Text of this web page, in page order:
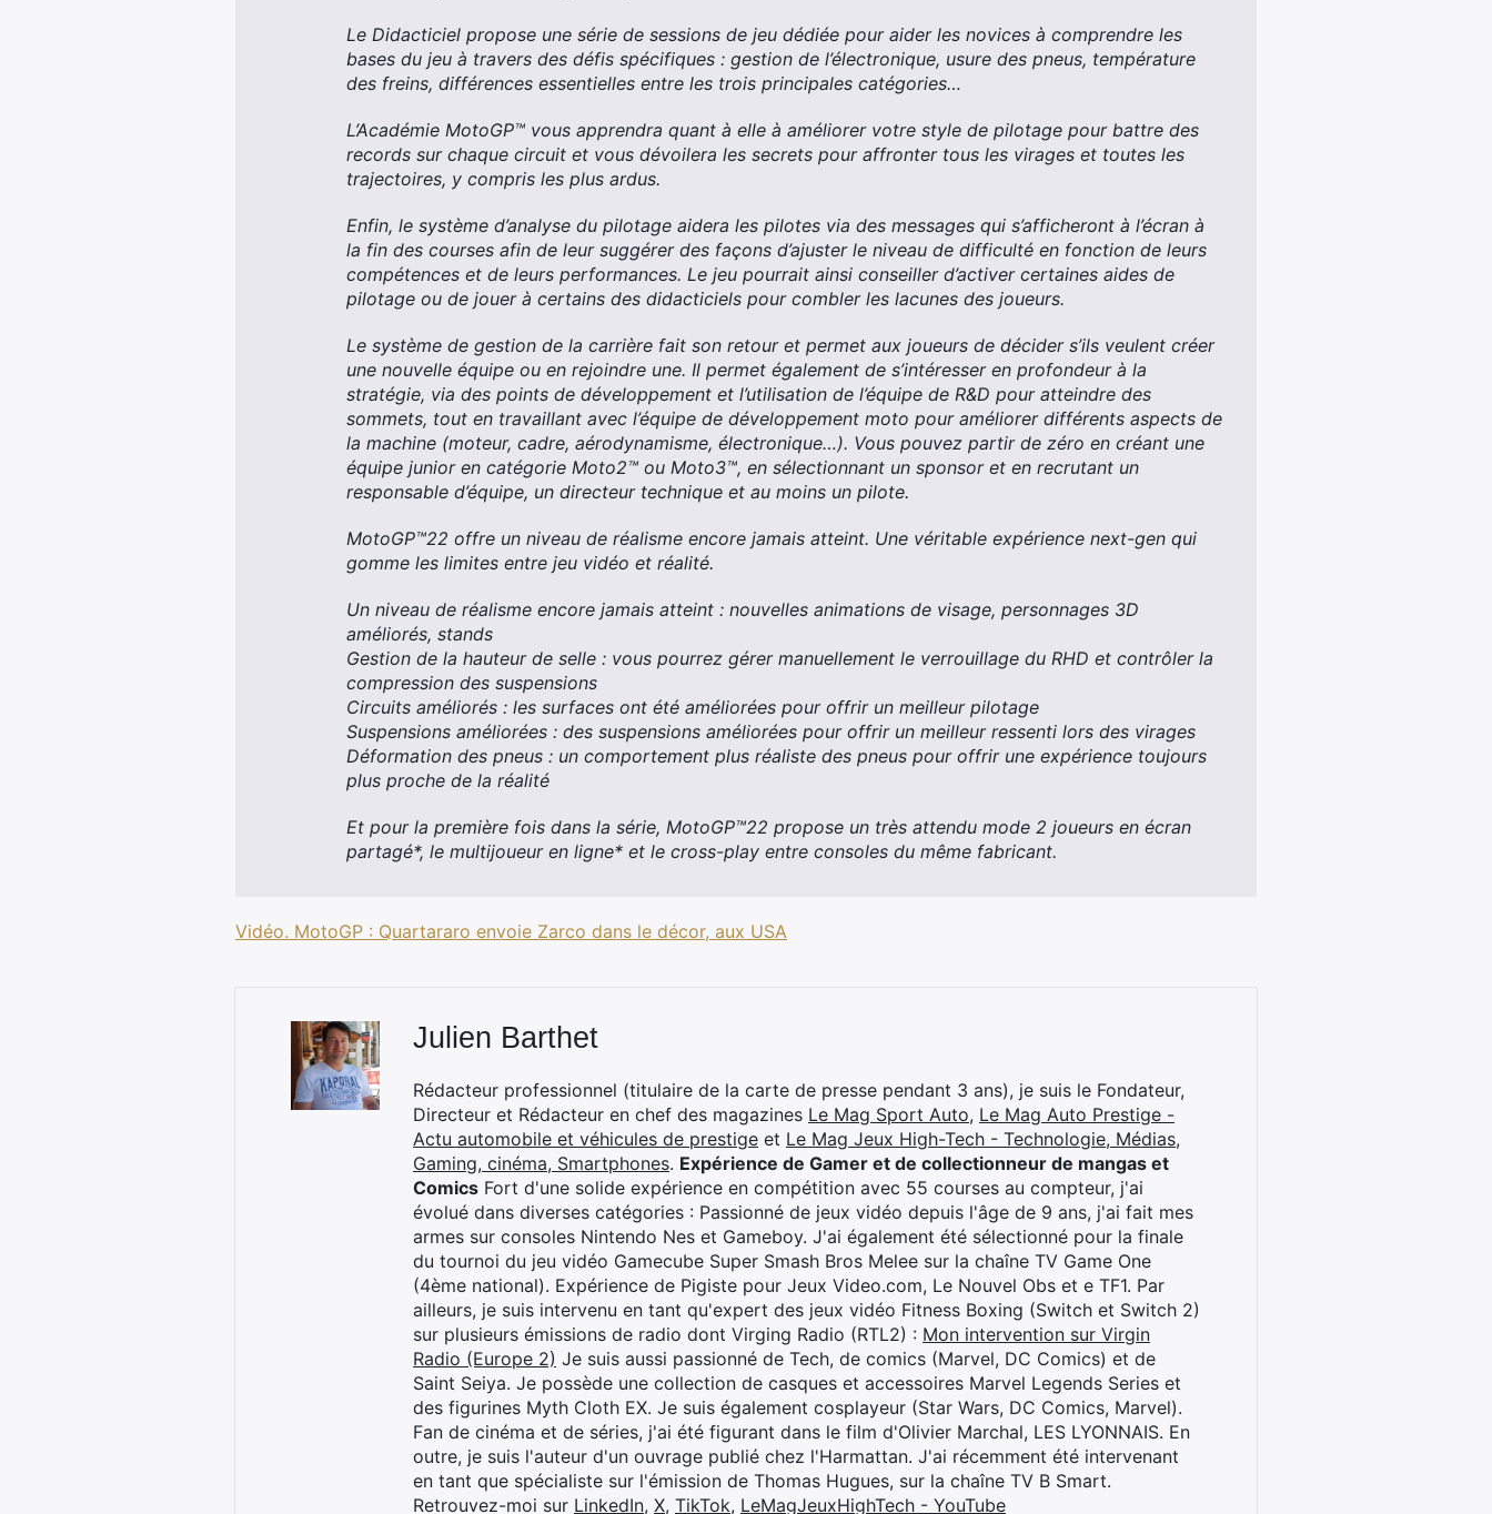
Le Didacticiel propose une série de sessions de jeu dédiée pour aider les novices à comprendre les
bases du jeu à travers des défis spécifiques : gestion de l’électronique, usure des pneus, température
des freins, différences essentielles entre les trois principales catégories…
L’Académie MotoGP™ vous apprendra quant à elle à améliorer votre style de pilotage pour battre des
records sur chaque circuit et vous dévoilera les secrets pour affronter tous les virages et toutes les
trajectoires, y compris les plus ardus.
Enfin, le système d’analyse du pilotage aidera les pilotes via des messages qui s’afficheront à l’écran à
la fin des courses afin de leur suggérer des façons d’ajuster le niveau de difficulté en fonction de leurs
compétences et de leurs performances. Le jeu pourrait ainsi conseiller d’activer certaines aides de
pilotage ou de jouer à certains des didacticiels pour combler les lacunes des joueurs.
Le système de gestion de la carrière fait son retour et permet aux joueurs de décider s’ils veulent créer
une nouvelle équipe ou en rejoindre une. Il permet également de s’intéresser en profondeur à la
stratégie, via des points de développement et l’utilisation de l’équipe de R&D pour atteindre des
sommets, tout en travaillant avec l’équipe de développement moto pour améliorer différents aspects de
la machine (moteur, cadre, aérodynamisme, électronique…). Vous pouvez partir de zéro en créant une
équipe junior en catégorie Moto2™ ou Moto3™, en sélectionnant un sponsor et en recrutant un
responsable d’équipe, un directeur technique et au moins un pilote.
MotoGP™22 offre un niveau de réalisme encore jamais atteint. Une véritable expérience next-gen qui
gomme les limites entre jeu vidéo et réalité.
Un niveau de réalisme encore jamais atteint : nouvelles animations de visage, personnages 3D
améliorés, stands
Gestion de la hauteur de selle : vous pourrez gérer manuellement le verrouillage du RHD et contrôler la
compression des suspensions
Circuits améliorés : les surfaces ont été améliorées pour offrir un meilleur pilotage
Suspensions améliorées : des suspensions améliorées pour offrir un meilleur ressenti lors des virages
Déformation des pneus : un comportement plus réaliste des pneus pour offrir une expérience toujours
plus proche de la réalité
Et pour la première fois dans la série, MotoGP™22 propose un très attendu mode 2 joueurs en écran
partagé*, le multijoueur en ligne* et le cross-play entre consoles du même fabricant.
Vidéo. MotoGP : Quartararo envoie Zarco dans le décor, aux USA
Julien Barthet
Rédacteur professionnel (titulaire de la carte de presse pendant 3 ans), je suis le Fondateur,
Directeur et Rédacteur en chef des magazines Le Mag Sport Auto, Le Mag Auto Prestige -
Actu automobile et véhicules de prestige et Le Mag Jeux High-Tech - Technologie, Médias,
Gaming, cinéma, Smartphones. Expérience de Gamer et de collectionneur de mangas et
Comics Fort d'une solide expérience en compétition avec 55 courses au compteur, j'ai
évolué dans diverses catégories : Passionné de jeux vidéo depuis l'âge de 9 ans, j'ai fait mes
armes sur consoles Nintendo Nes et Gameboy. J'ai également été sélectionné pour la finale
du tournoi du jeu vidéo Gamecube Super Smash Bros Melee sur la chaîne TV Game One
(4ème national). Expérience de Pigiste pour Jeux Video.com, Le Nouvel Obs et e TF1. Par
ailleurs, je suis intervenu en tant qu'expert des jeux vidéo Fitness Boxing (Switch et Switch 2)
sur plusieurs émissions de radio dont Virging Radio (RTL2) : Mon intervention sur Virgin
Radio (Europe 2) Je suis aussi passionné de Tech, de comics (Marvel, DC Comics) et de
Saint Seiya. Je possède une collection de casques et accessoires Marvel Legends Series et
des figurines Myth Cloth EX. Je suis également cosplayeur (Star Wars, DC Comics, Marvel).
Fan de cinéma et de séries, j'ai été figurant dans le film d'Olivier Marchal, LES LYONNAIS. En
outre, je suis l'auteur d'un ouvrage publié chez l'Harmattan. J'ai récemment été intervenant
en tant que spécialiste sur l'émission de Thomas Hugues, sur la chaîne TV B Smart.
Retrouvez-moi sur LinkedIn, X, TikTok, LeMagJeuxHighTech - YouTube